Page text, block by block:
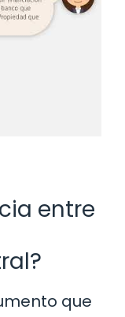
entre
que